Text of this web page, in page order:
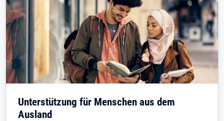
Unterstützung für Menschen aus dem
Ausland